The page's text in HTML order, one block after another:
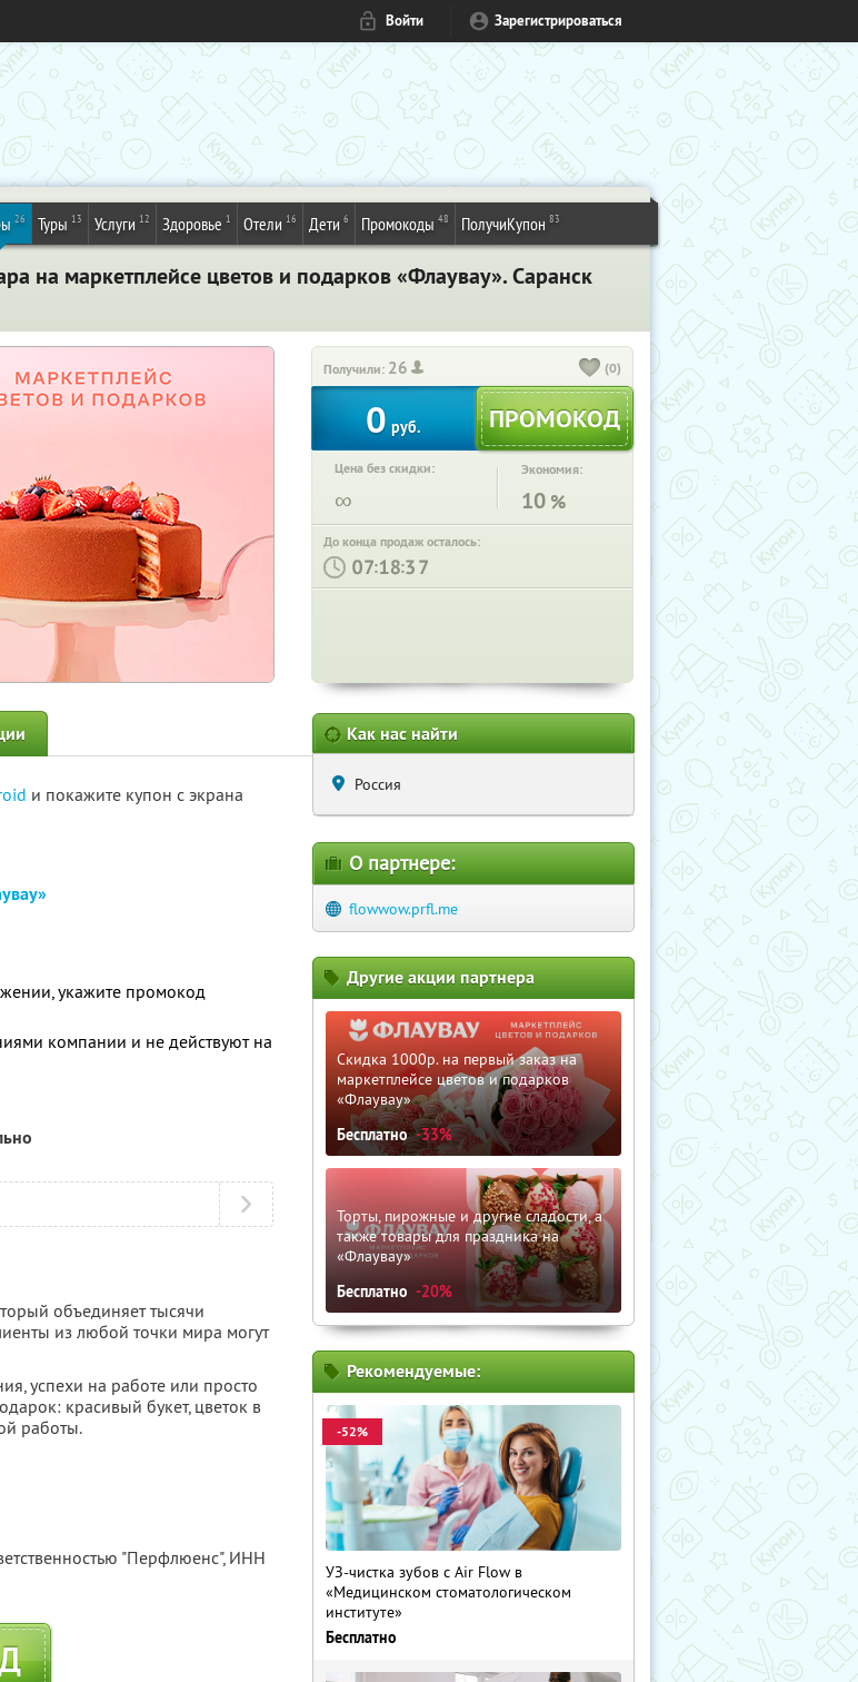
Войти Зарегистрироваться
26 Туры 13 Услуги 12 Здоровье 1 Отели 16 Дети 6 Промокоды 48 ПолучиКупон 83
на маркетплейсе цветов и подарков «Флаувау». Саранск
Получили: 26 (0)
0 руб.
Цена без скидки:
∞
Экономия:
10 %
До конца продаж осталось:
: :
и покажите купон с экрана
укажите промокод
компании и не действуют на
объединяет тысячи
из любой точки мира могут
успехи на работе или просто
красивый букет, цветок в
работы.
"Перфлюенс", ИНН
Как нас найти
Россия
О партнере:
flowwow.prfl.me
Другие акции партнера
Скидка 1000р. на первый заказ на
маркетплейсе цветов и подарков
«Флаувау»
Бесплатно -33%
Торты, пирожные и другие сладости, а
также товары для праздника на
«Флаувау»
Бесплатно -20%
Рекомендуемые:
-52%
УЗ-чистка зубов с Air Flow в
«Медицинском стоматологическом
институте»
Бесплатно